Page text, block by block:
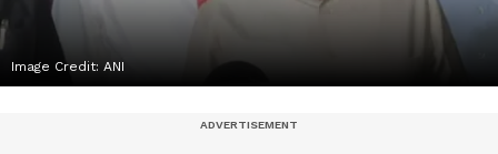
Image Credit: ANI